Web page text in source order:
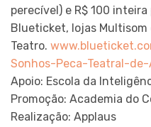
perecível) e R$ 100
Blueticket, lojas
Teatro.
Sonhos-Peca-Teatral-
Apoio: Escola da
Promoção: Academia do
Realização: Applaus